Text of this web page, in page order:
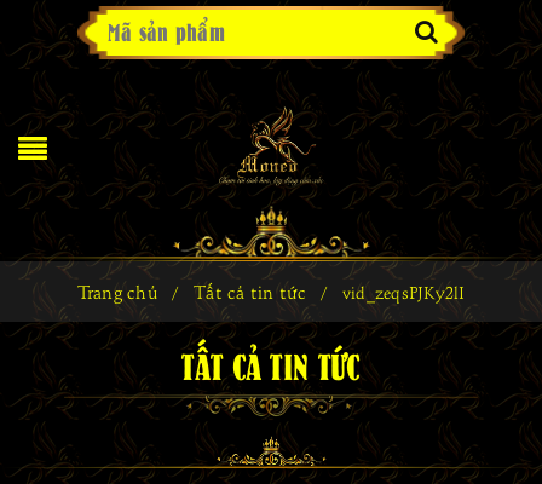
Trang chủ / Tất cả tin tức / vid_zeqsPJKy2lI
TẤT CẢ TIN TỨC